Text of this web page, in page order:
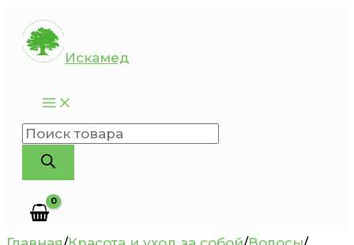
Перейти
содержимому
Искамед
Поиск
товаров